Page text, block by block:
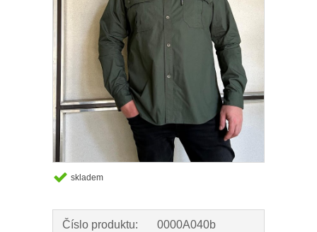
skladem
Číslo produktu: 0000A040b